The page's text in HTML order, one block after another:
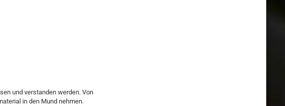
und verstanden werden. Von
in den Mund nehmen.